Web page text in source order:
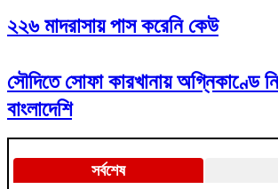
২২৬ মাদরাসায় পাস করেনি কেউ
সৌদিতে সোফা কারখানায় অগ্নিকাণ্ডে
বাংলাদেশি
সর্বশেষ